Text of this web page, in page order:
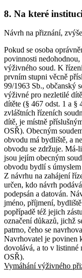
8. Na které
Návrh na přiznání,
Pokud se osoba
povinnosti
výživného soud. K
prvním stupni věcně
99/1963 Sb., občanský
výživné pro nezletilé
dítěte (§ 467 odst. 1 a §
zvláštních řízeních
dítě, je místně
OSŘ). Obecným
obvodu má bydliště, a
obvodu se zdržuje. Má-
jsou jejím obecným
obvodu bydlí s
Z návrhu na zahájení
určen, kdo návrh
podepsán a datován.
jméno, příjmení,
popřípadě též jejich
označení důkazů, jichž
patrno, čeho se
Navrhovatel je povinen
dovolává, a to v listinné
OSŘ).
Vymáhání výživného